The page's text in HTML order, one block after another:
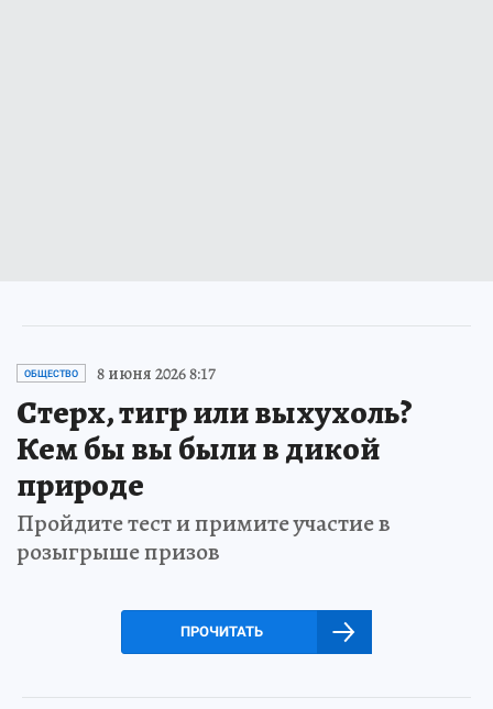
ОБЩЕСТВО 8 июня 2026 8:17
Стерх, тигр или выхухоль?
Кем бы вы были в дикой
природе
Пройдите тест и примите участие в
розыгрыше призов
ПРОЧИТАТЬ